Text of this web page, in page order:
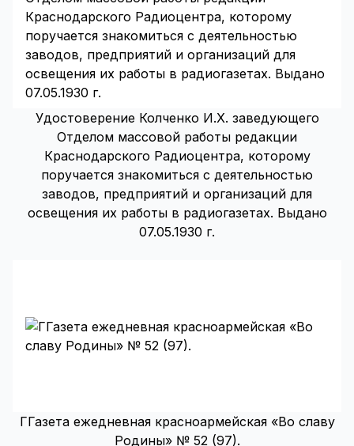
Удостоверение Колченко И.Х. заведующего
Отделом массовой работы редакции
Краснодарского Радиоцентра, которому
поручается знакомиться с деятельностью
заводов, предприятий и организаций для
освещения их работы в радиогазетах. Выдано
07.05.1930 г.
ГГазета ежедневная красноармейская «Во славу
Родины» № 52 (97).